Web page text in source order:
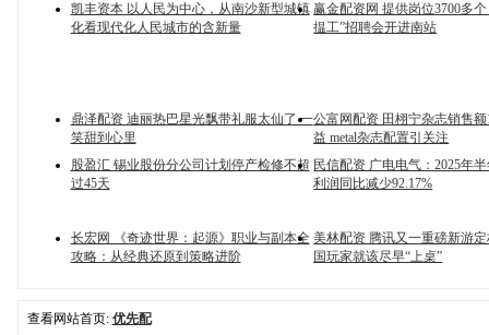
凯丰资本 以人民为中心，从南沙新型城镇
化看现代化人民城市的含新量
赢金配资网 提供岗位3700多
揾工”招聘会开进南站
鼎泽配资 迪丽热巴星光飘带礼服太仙了 一
笑甜到心里
公富网配资 田栩宁杂志销售
益 metal杂志配置引关注
股盈汇 锡业股份分公司计划停产检修不超
过45天
民信配资 广电电气：2025年
利润同比减少92.17%
长宏网 《奇迹世界：起源》职业与副本全
攻略：从经典还原到策略进阶
美林配资 腾讯又一重磅新游
国玩家就该尽早“上桌”
查看网站首页: 优先配